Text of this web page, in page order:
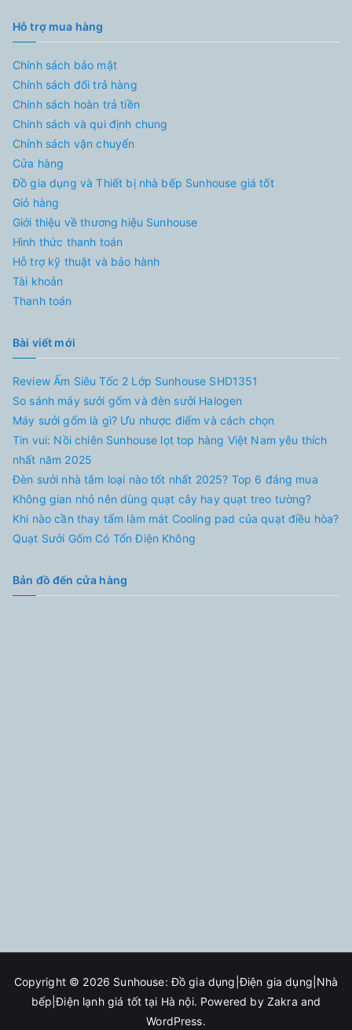
Hỗ trợ mua hàng
Chính sách bảo mật
Chính sách đổi trả hàng
Chính sách hoàn trả tiền
Chính sách và qui định chung
Chính sách vận chuyển
Cửa hàng
Đồ gia dụng và Thiết bị nhà bếp Sunhouse giá tốt
Giỏ hàng
Giới thiệu về thương hiệu Sunhouse
Hình thức thanh toán
Hỗ trợ kỹ thuật và bảo hành
Tài khoản
Thanh toán
Bài viết mới
Review Ấm Siêu Tốc 2 Lớp Sunhouse SHD1351
So sánh máy sưởi gốm và đèn sưởi Halogen
Máy sưởi gốm là gì? Ưu nhược điểm và cách chọn
Tin vui: Nồi chiên Sunhouse lọt top hàng Việt Nam yêu thích
nhất năm 2025
Đèn sưởi nhà tắm loại nào tốt nhất 2025? Top 6 đáng mua
Không gian nhỏ nên dùng quạt cây hay quạt treo tường?
Khi nào cần thay tấm làm mát Cooling pad của quạt điều hòa?
Quạt Sưởi Gốm Có Tốn Điện Không
Bản đồ đến cửa hàng
Copyright © 2026 Sunhouse: Đồ gia dụng|Điện gia dụng|Nhà
bếp|Điện lạnh giá tốt tại Hà nội. Powered by Zakra and
WordPress.